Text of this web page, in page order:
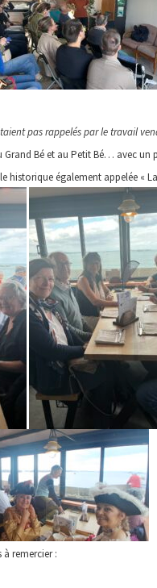
pas rappelés par le travail
Grand Bé et au Petit Bé… avec un
historique également appelée «
remercier :